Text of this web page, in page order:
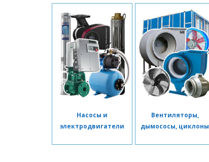
Насосы и
электродвигатели
Вентиляторы,
дымососы, циклоны